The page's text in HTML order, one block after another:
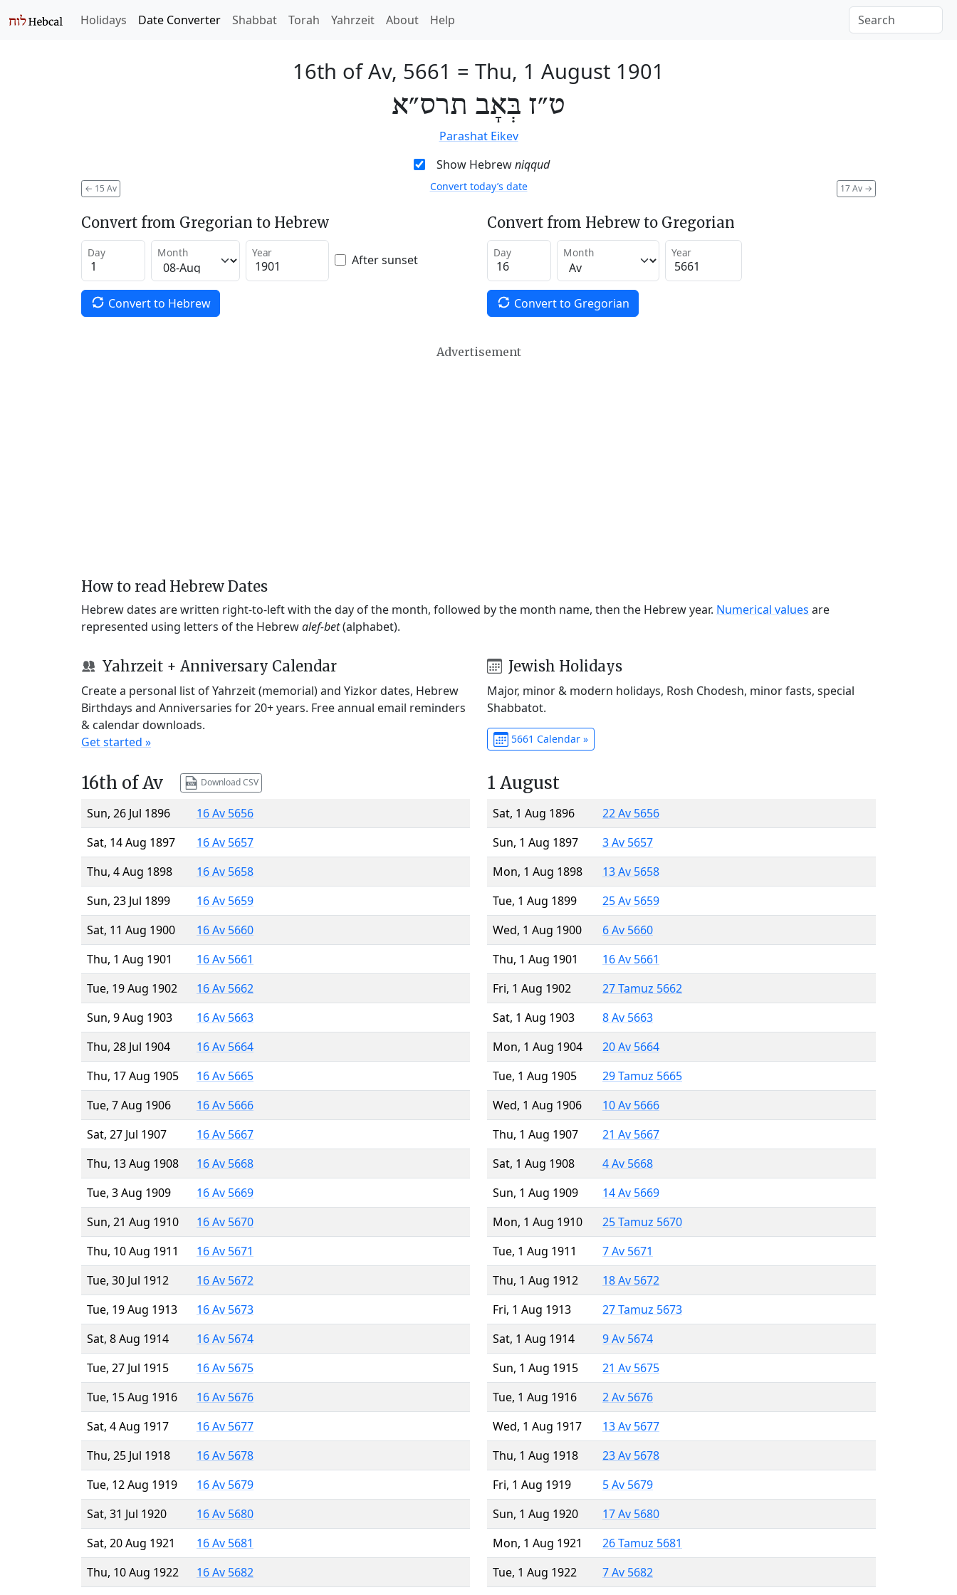
Holidays Date Converter Shabbat Torah Yahrzeit About Help
16th of Av, 5661 = Thu, 1 August 1901
ט״ז בְּאָב תרס״א
Parashat Eikev
Show Hebrewniqqud
← 15 Av 17 Av →
Convert today’s date
Convert from Gregorian to Hebrew
Day Month Year After sunset
Convert to Hebrew
Convert from Hebrew to Gregorian
Day Month Year
Convert to Gregorian
Advertisement
How to read Hebrew Dates
Hebrew dates are written right-to-left with the day of the month, followed by the month name, then the Hebrew year. Numerical values are
represented using letters of the Hebrewalef-bet(alphabet).
Yahrzeit + Anniversary Calendar
Create a personal list of Yahrzeit (memorial) and Yizkor dates, Hebrew
Birthdays and Anniversaries for 20+ years. Free annual email reminders
& calendar downloads.
Get started »
Jewish Holidays
Major, minor & modern holidays, Rosh Chodesh, minor fasts, special
Shabbatot.
5661 Calendar »
16th of Av Download CSV
Sun, 26 Jul 1896
16 Av 5656
Sat, 14 Aug 1897
16 Av 5657
Thu, 4 Aug 1898
16 Av 5658
Sun, 23 Jul 1899
16 Av 5659
Sat, 11 Aug 1900
16 Av 5660
Thu, 1 Aug 1901
16 Av 5661
Tue, 19 Aug 1902
16 Av 5662
Sun, 9 Aug 1903
16 Av 5663
Thu, 28 Jul 1904
16 Av 5664
Thu, 17 Aug 1905
16 Av 5665
Tue, 7 Aug 1906
16 Av 5666
Sat, 27 Jul 1907
16 Av 5667
Thu, 13 Aug 1908
16 Av 5668
Tue, 3 Aug 1909
16 Av 5669
Sun, 21 Aug 1910
16 Av 5670
Thu, 10 Aug 1911
16 Av 5671
Tue, 30 Jul 1912
16 Av 5672
Tue, 19 Aug 1913
16 Av 5673
Sat, 8 Aug 1914
16 Av 5674
Tue, 27 Jul 1915
16 Av 5675
Tue, 15 Aug 1916
16 Av 5676
Sat, 4 Aug 1917
16 Av 5677
Thu, 25 Jul 1918
16 Av 5678
Tue, 12 Aug 1919
16 Av 5679
Sat, 31 Jul 1920
16 Av 5680
Sat, 20 Aug 1921
16 Av 5681
Thu, 10 Aug 1922
16 Av 5682
1 August
Sat, 1 Aug 1896
22 Av 5656
Sun, 1 Aug 1897
3 Av 5657
Mon, 1 Aug 1898
13 Av 5658
Tue, 1 Aug 1899
25 Av 5659
Wed, 1 Aug 1900
6 Av 5660
Thu, 1 Aug 1901
16 Av 5661
Fri, 1 Aug 1902
27 Tamuz 5662
Sat, 1 Aug 1903
8 Av 5663
Mon, 1 Aug 1904
20 Av 5664
Tue, 1 Aug 1905
29 Tamuz 5665
Wed, 1 Aug 1906
10 Av 5666
Thu, 1 Aug 1907
21 Av 5667
Sat, 1 Aug 1908
4 Av 5668
Sun, 1 Aug 1909
14 Av 5669
Mon, 1 Aug 1910
25 Tamuz 5670
Tue, 1 Aug 1911
7 Av 5671
Thu, 1 Aug 1912
18 Av 5672
Fri, 1 Aug 1913
27 Tamuz 5673
Sat, 1 Aug 1914
9 Av 5674
Sun, 1 Aug 1915
21 Av 5675
Tue, 1 Aug 1916
2 Av 5676
Wed, 1 Aug 1917
13 Av 5677
Thu, 1 Aug 1918
23 Av 5678
Fri, 1 Aug 1919
5 Av 5679
Sun, 1 Aug 1920
17 Av 5680
Mon, 1 Aug 1921
26 Tamuz 5681
Tue, 1 Aug 1922
7 Av 5682